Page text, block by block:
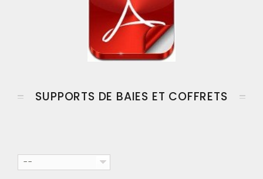
SUPPORTS DE BAIES ET COFFRETS
--